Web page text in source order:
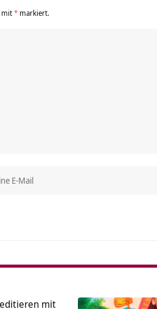
mit* markiert.
mit